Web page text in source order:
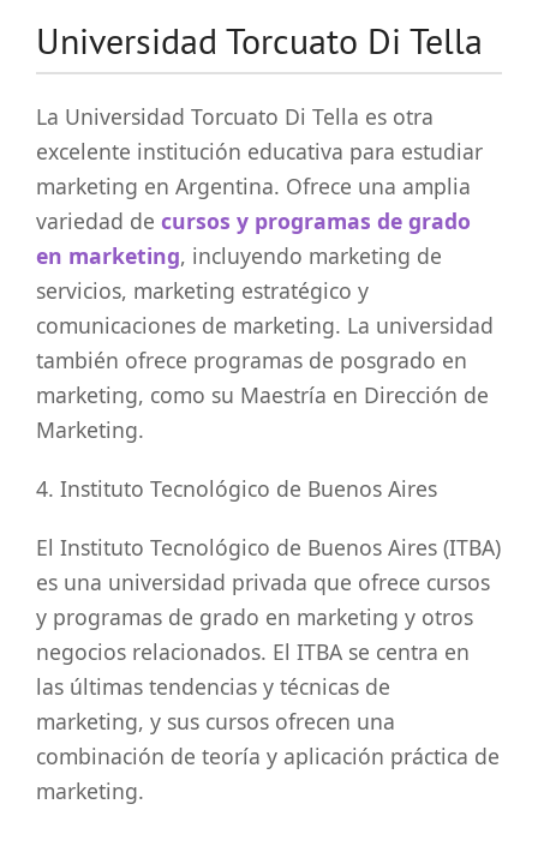
Universidad Torcuato Di Tella
La Universidad Torcuato Di Tella es otra
excelente institución educativa para estudiar
marketing en Argentina. Ofrece una amplia
variedad de cursos y programas de grado
en marketing, incluyendo marketing de
servicios, marketing estratégico y
comunicaciones de marketing. La universidad
también ofrece programas de posgrado en
marketing, como su Maestría en Dirección de
Marketing.
4. Instituto Tecnológico de Buenos Aires
El Instituto Tecnológico de Buenos Aires (ITBA)
es una universidad privada que ofrece cursos
y programas de grado en marketing y otros
negocios relacionados. El ITBA se centra en
las últimas tendencias y técnicas de
marketing, y sus cursos ofrecen una
combinación de teoría y aplicación práctica de
marketing.